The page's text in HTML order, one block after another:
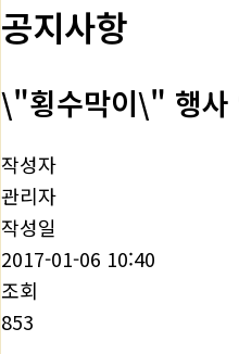
공지사항
\"횡수막이\" 행사
작성자
관리자
작성일
2017-01-06 10:40
조회
853